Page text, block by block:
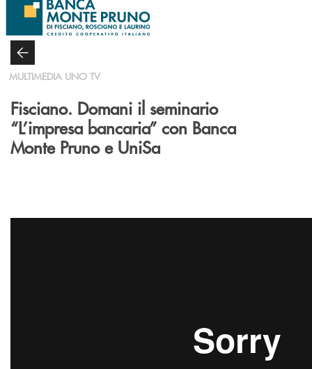
Salta al contenuto principale
MULTIMEDIA UNO TV
Fisciano. Domani il seminario
“L’impresa bancaria” con Banca
Monte Pruno e UniSa